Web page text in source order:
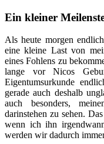
Ein kleiner
Als heute morgen
eine kleine Last von
eines Fohlens zu
lange vor Nicos
Eigentumsurkunde
gerade auch deshalb
auch besonders,
darinstehen zu sehen.
wenn ich ihn
werden wir dadurch